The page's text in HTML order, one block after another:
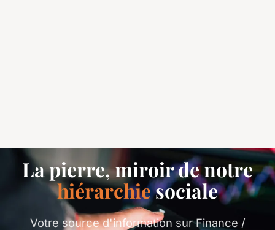
La pierre, miroir de notre
hiérarchiesociale
Votre source d'information sur Finance /